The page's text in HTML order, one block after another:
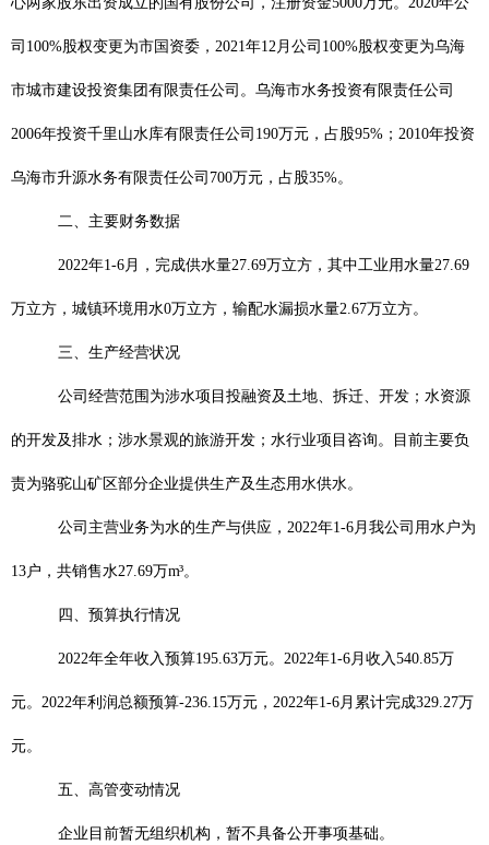
司 100%股权变更为市国资委， 2021年12月公司 100%股权变更为乌海
市城市建设投资集团有限责任公司。乌海市水务投资有限责任公司
2006年投资千里山水库有限责任公司 190万元，占股95% ； 2010年投资
乌海市升源水务有限责任公司 700万元，占股35%。
二、主要财务数据
2022年1-6月，完成供水量27.69万立方，其中工业用水量27.69
万立方，城镇环境用水0万立方，输配水漏损水量2.67万立方。
三、生产经营状况
公司经营范围为涉水项目投融资及土地、拆迁、开发；水资源
的开发及排水；涉水景观的旅游开发；水行业项目咨询。目前主要负
责为骆驼山矿区部分企业提供生产及生态用水供水。
公司主营业务为水的生产与供应， 2022年1-6月 我公司用水户为
13户，共销售水27.69万m³。
四、预算执行情况
2022年全年收入预算195.63万元。 2022年1-6月收入540.85万
元。 2022年利润总额预算-236.15万元， 2022年1-6月 累计完成329.27万
元。
五、高管变动情况
企业目前暂无组织机构，暂不具备公开事项基础。